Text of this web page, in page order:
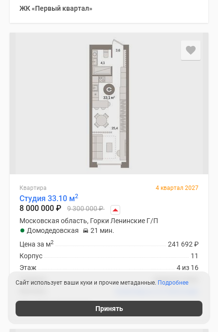
ЖК «Первый квартал»
Квартира 4 квартал 2027
Студия 33.10 м2
8 000 000 ₽ 9 300 000₽
Московская область, Горки Ленинские Г/П
Домодедовская
21 мин.
241 692 ₽
Цена за м2
11
Корпус
4 из 16
Этаж
предчистовая
Отделка
Сайт использует ваши куки и прочие метаданные. Подробнее
Принять